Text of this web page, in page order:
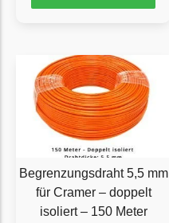
Begrenzungsdraht
LandXcape Messer
Begrenzungsdraht
LawnBott
LawnBott Messer
Begrenzungsdraht
Lizard
Begrenzungsdraht 5,5 mm
für Cramer – doppelt
isoliert – 150 Meter